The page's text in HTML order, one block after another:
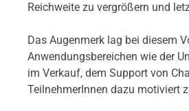
Reichweite zu vergrößern und
Das Augenmerk lag bei diesem
Anwendungsbereichen wie der
im Verkauf, dem Support von
TeilnehmerInnen dazu motiviert